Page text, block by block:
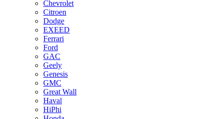
Chevrolet
Citroen
Dodge
EXEED
Ferrari
Ford
GAC
Geely
Genesis
GMC
Great Wall
Haval
HiPhi